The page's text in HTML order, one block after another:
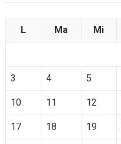
L Ma Mi
3 4 5
10 11 12
17 18 19